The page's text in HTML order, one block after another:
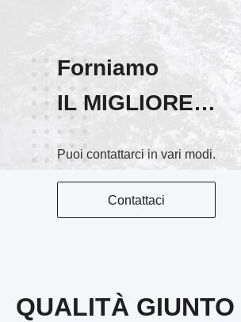
Forniamo
IL MIGLIORE
SERVIZIO!
Puoi contattarci in vari modi.
Contattaci
QUALITÀ